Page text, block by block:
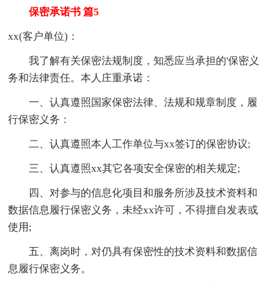
保密承诺书 篇5
xx(客户单位)：
我了解有关保密法规制度，知悉应当承担的'保密义
务和法律责任。本人庄重承诺：
一、认真遵照国家保密法律、法规和规章制度，履
行保密义务：
二、认真遵照本人工作单位与xx签订的保密协议;
三、认真遵照xx其它各项安全保密的相关规定;
四、对参与的信息化项目和服务所涉及技术资料和
数据信息履行保密义务，未经xx许可，不得擅自发表或
使用;
五、离岗时，对仍具有保密性的技术资料和数据信
息履行保密义务。